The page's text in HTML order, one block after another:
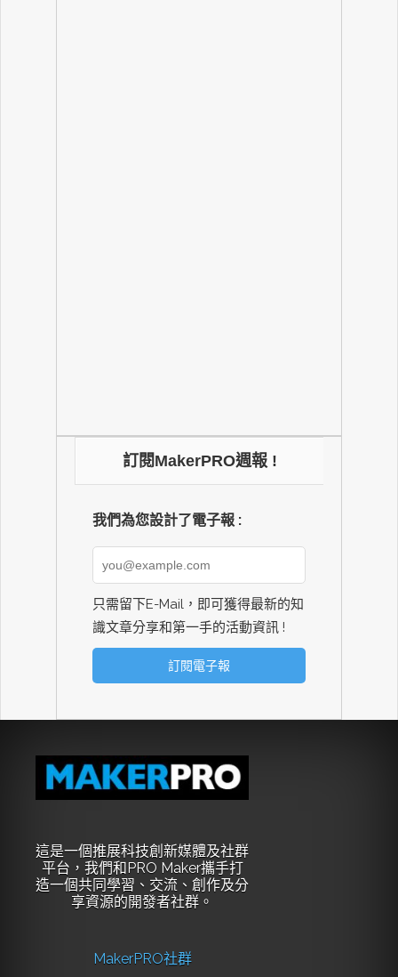
訂閱MakerPRO週報 !
我們為您設計了電子報 :
只需留下E-Mail，即可獲得最新的知
識文章分享和第一手的活動資訊 !
這是一個推展科技創新媒體及社群
平台，我們和PRO Maker攜手打
造一個共同學習、交流、創作及分
享資源的開發者社群。
MakerPRO社群